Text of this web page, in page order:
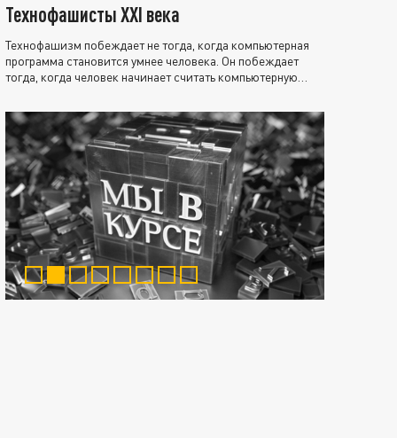
Технофашисты XXI века
Технофашизм побеждает не тогда, когда компьютерная
программа становится умнее человека. Он побеждает
тогда, когда человек начинает считать компьютерную